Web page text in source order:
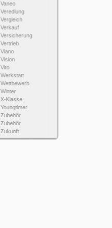
Vaneo
Veredlung
Vergleich
Verkauf
Versicherung
Vertrieb
Viano
Vision
Vito
Werkstatt
Wettbewerb
Winter
X-Klasse
Youngtimer
Zubehör
Zubehör
Zukunft